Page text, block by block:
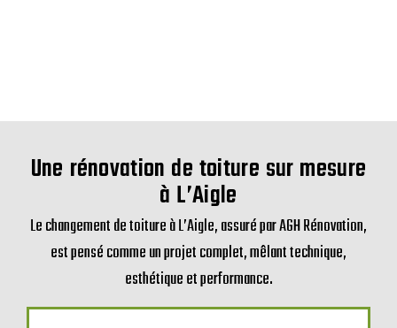
rehausse de toiture, un permis de construire peut être
demandé. AGH Rénovation vous aide à monter un dossier
complet, conforme aux règles locales, pour que vos travaux
soient réalisés en toute légalité.